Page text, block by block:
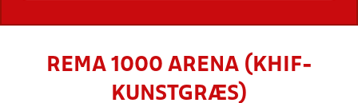
REMA 1000 ARENA (KHIF-
KUNSTGRÆS)